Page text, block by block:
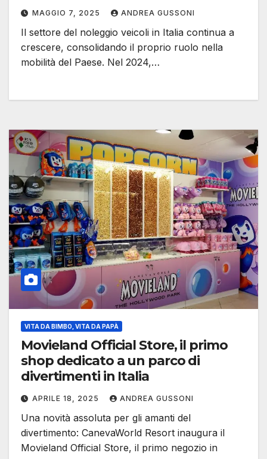
MAGGIO 7, 2025 ANDREA GUSSONI
Il settore del noleggio veicoli in Italia continua a
crescere, consolidando il proprio ruolo nella
mobilità del Paese. Nel 2024,…
VITA DA BIMBO, VITA DA PAPÀ
Movieland Official Store, il primo
shop dedicato a un parco di
divertimenti in Italia
APRILE 18, 2025 ANDREA GUSSONI
Una novità assoluta per gli amanti del
divertimento: CanevaWorld Resort inaugura il
Movieland Official Store, il primo negozio in